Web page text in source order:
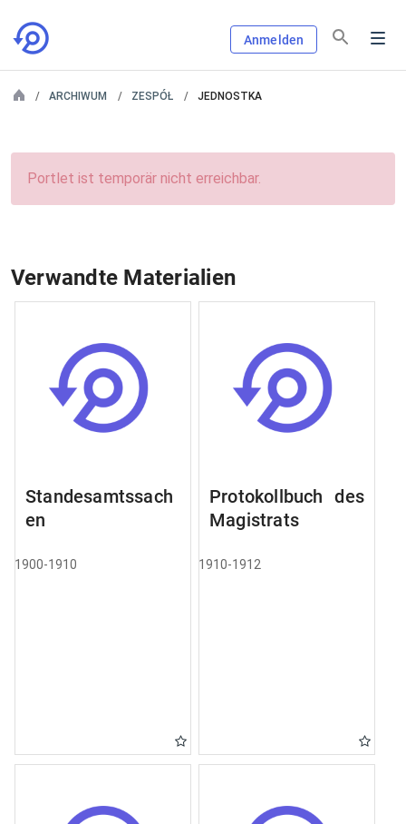
Anmelden
ARCHIWUM ZESPÓŁ JEDNOSTKA
Portlet ist temporär nicht erreichbar.
Verwandte Materialien
Standesamtssach
en
1900-1910
Protokollbuch des
Magistrats
1910-1912